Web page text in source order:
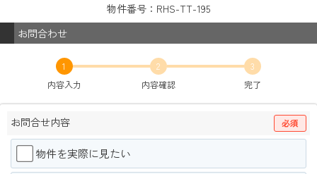
物件番号：RHS-TT-195
お問合わせ
1
内容入力
2
内容確認
3
完了
お問合せ内容 必須
物件を実際に見たい